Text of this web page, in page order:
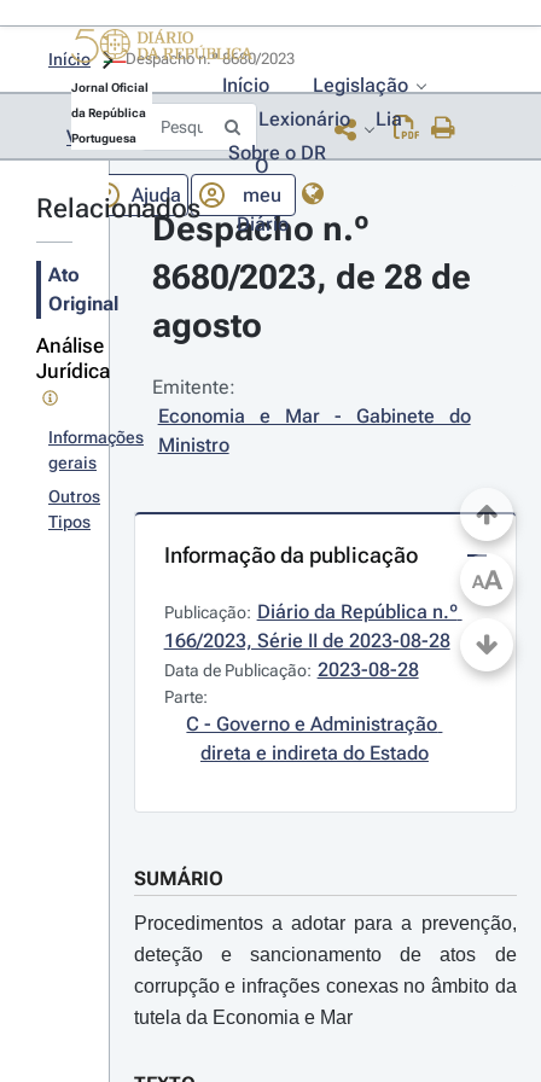
Jornal Oficial
da República
Portuguesa
Início
Legislação
Lexionário
Lia
Sobre o DR
Ajuda
O
meu
Diário
Início
Voltar
Relacionados
Ato
Original
Análise
Jurídica
Informações
gerais
Outros
Tipos
Despacho n.º
8680/2023, de 28 de
agosto
Emitente:
Economia e Mar - Gabinete do
Ministro
Informação da publicação
Publicação: Diário da República n.º
166/2023, Série II de 2023-08-28
Data de Publicação: 2023-08-28
Parte:
C - Governo e Administração
direta e indireta do Estado
SUMÁRIO
Procedimentos a adotar para a prevenção,
deteção e sancionamento de atos de
corrupção e infrações conexas no âmbito da
tutela da Economia e Mar
AA